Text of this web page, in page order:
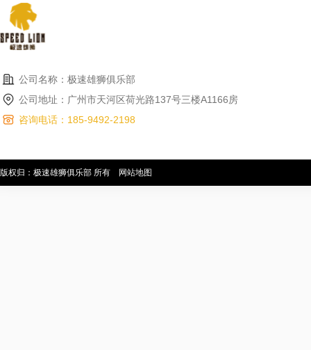
公司名称：极速雄狮俱乐部
公司地址：广州市天河区荷光路137号三楼A1166房
咨询电话：185-9492-2198
版权归：极速雄狮俱乐部 所有 网站地图